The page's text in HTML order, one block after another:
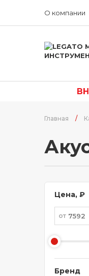
О компании
Главная /
Цена, ₽
Бренд